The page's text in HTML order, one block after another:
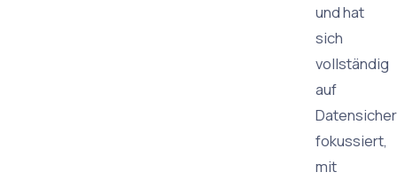
und hat
sich
vollständig
auf
fokussiert,
mit